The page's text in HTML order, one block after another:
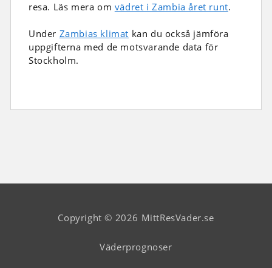
resa. Läs mera om vädret i Zambia året runt.
Under Zambias klimat kan du också jämföra
uppgifterna med de motsvarande data för
Stockholm.
Copyright © 2026 MittResVader.se
Väderprognoser